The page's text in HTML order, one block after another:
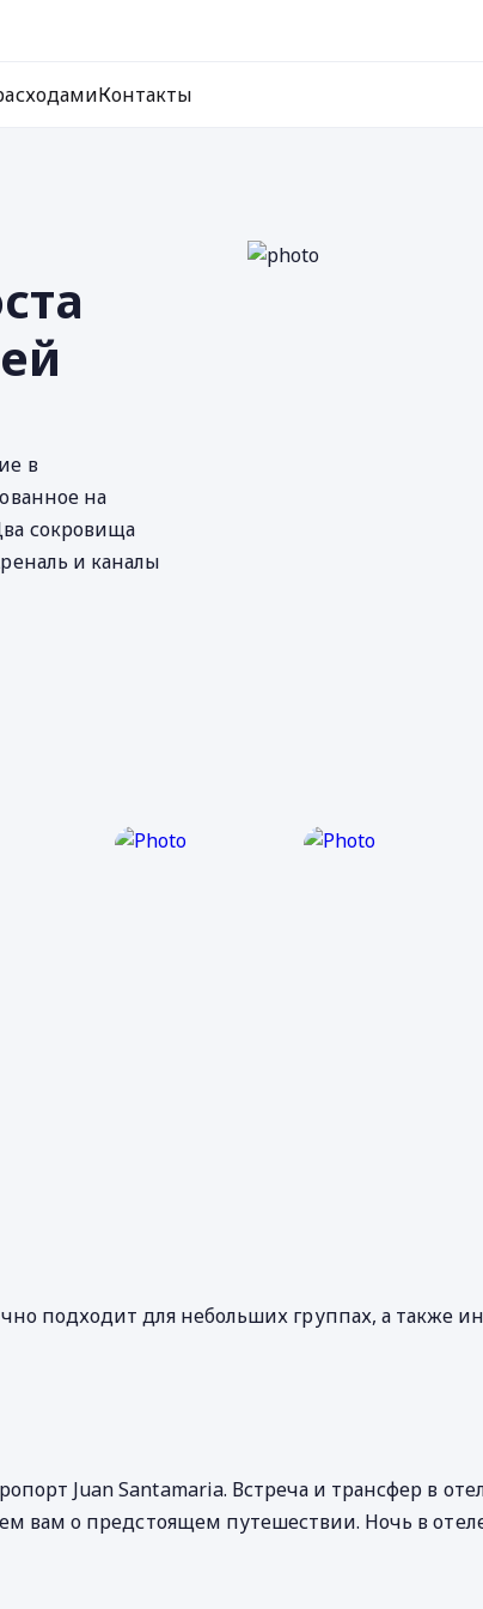
Контакты
в
на
сокровища
и каналы
подходит для небольших группах, а также
Juan Santamaria. Встреча и трансфер в
вам о предстоящем путешествии. Ночь в